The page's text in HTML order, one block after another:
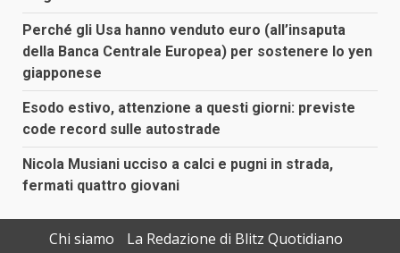
Perché gli Usa hanno venduto euro (all’insaputa
della Banca Centrale Europea) per sostenere lo yen
giapponese
Esodo estivo, attenzione a questi giorni: previste
code record sulle autostrade
Nicola Musiani ucciso a calci e pugni in strada,
fermati quattro giovani
Chi siamo
La Redazione di Blitz Quotidiano